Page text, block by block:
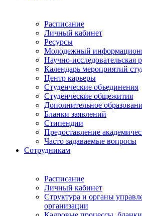
Расписание
Личный кабинет
Ресурсы
Молодежный
Научно-исследовательская
Календарь мероприятий
Центр карьеры
Студенческие объединения
Студенческие общежития
Дополнительное
Бланки заявлений
Стипендии
Предоставление
Часто задаваемые вопросы
Сотрудникам
Расписание
Личный кабинет
Структура и органы
организации